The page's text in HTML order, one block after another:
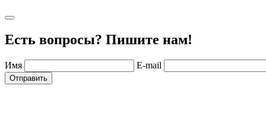
Есть вопросы? Пишите нам!
Имя E-mail